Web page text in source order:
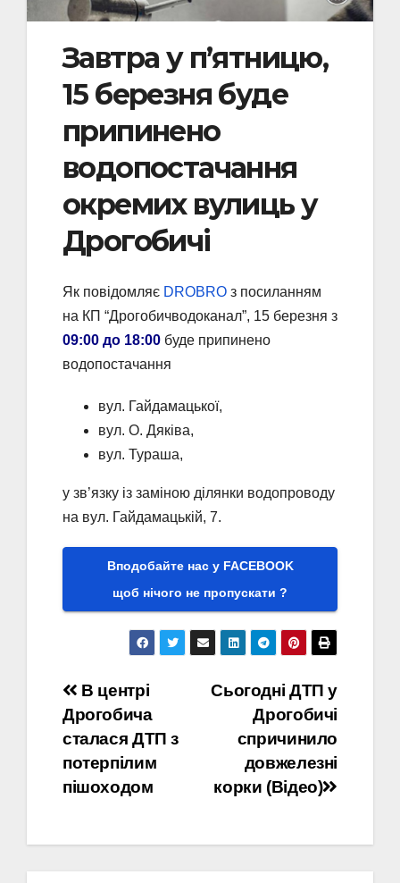
Завтра у п’ятницю,
15 березня буде
припинено
водопостачання
окремих вулиць у
Дрогобичі
Як повідомляє DROBRO з посиланням
на КП “Дрогобичводоканал”, 15 березня з
09:00 до 18:00 буде припинено
водопостачання
вул. Гайдамацької,
вул. О. Дяківа,
вул. Тураша,
у зв’язку із заміною ділянки водопроводу
на вул. Гайдамацькій, 7.
Вподобайте нас у FACEBOOK
щоб нічого не пропускати ?
Навігація
записів
Сьогодні ДТП у
Дрогобичі
спричинило
довжелезні
корки (Відео)
В центрі
Дрогобича
сталася ДТП з
потерпілим
пішоходом